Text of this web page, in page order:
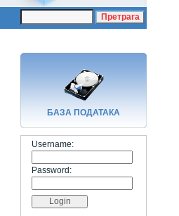
БАЗA ПОДАТАКА
Username:
Password: